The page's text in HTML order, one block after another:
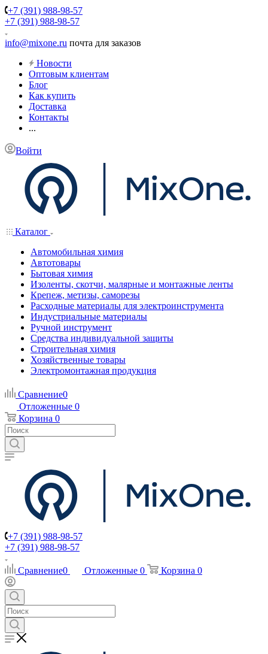
+7 (391) 988-98-57
+7 (391) 988-98-57
info@mixone.ru почта для заказов
Новости
Оптовым клиентам
Блог
Как купить
Доставка
Контакты
...
Войти
Каталог
Автомобильная химия
Автотовары
Бытовая химия
Изоленты, скотчи, малярные и монтажные ленты
Крепеж, метизы, саморезы
Расходные материалы для электроинструмента
Индустриальные материалы
Ручной инструмент
Средства индивидуальной защиты
Строительная химия
Хозяйственные товары
Электромонтажная продукция
Сравнение0
Отложенные 0
Корзина 0
+7 (391) 988-98-57
+7 (391) 988-98-57
Сравнение0 Отложенные 0 Корзина 0